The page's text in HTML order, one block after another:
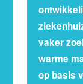
vaker
warme
op basis